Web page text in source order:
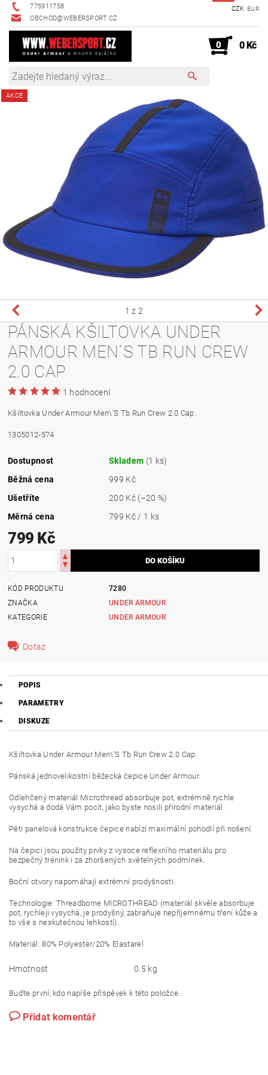
775911758
OBCHOD@WEBERSPORT.CZ
CZK EUR
0 0 Kč
AKCE
1 z 2
PÁNSKÁ KŠILTOVKA UNDER
ARMOUR MEN´S TB RUN CREW
2.0 CAP
1 hodnocení
Kšiltovka Under Armour Men\'S Tb Run Crew 2.0 Cap.
1305012-574
Dostupnost Skladem (1 ks)
Běžná cena
999 Kč
Ušetříte
200 Kč (–20 %)
Měrná cena
799 Kč / 1 ks
799 Kč
KÓD PRODUKTU
7280
ZNAČKA
UNDER ARMOUR
KATEGORIE
UNDER ARMOUR
Dotaz
POPIS
PARAMETRY
DISKUZE
Kšiltovka Under Armour Men\'S Tb Run Crew 2.0 Cap.
Pánská jednovelikostní běžecká čepice Under Armour.
Odlehčený materiál Microthread absorbuje pot, extrémně rychle
vysychá a dodá Vám pocit, jako byste nosili přírodní materiál.
Pěti panelová konstrukce čepice nabízí maximální pohodlí při nošení.
Na čepici jsou použity prvky z vysoce reflexního materiálu pro
bezpečný trénink i za zhoršených světelných podmínek.
Boční otvory napomáhají extrémní prodyšnosti.
Technologie: Threadborne MICROTHREAD (materiál skvěle absorbuje
pot, rychleji vysychá, je prodyšný, zabraňuje nepříjemnému tření kůže a
to vše s neskutečnou lehkostí).
Materiál: 80% Polyester/20% Elastarel
Hmotnost 0.5 kg
Buďte první, kdo napíše příspěvek k této položce.
Přidat komentář